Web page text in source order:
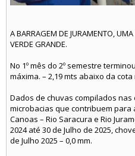
A BARRAGEM DE JURAMENTO,
VERDE GRANDE.
No 1º mês do 2º semestre
máxima. – 2,19 mts abaixo da cota
Dados de chuvas compilados
microbacias que contribuem para
Canoas – Rio Saracura e Rio
2024 até 30 de Julho de 2025,
de Julho 2025 – 0,0 mm.